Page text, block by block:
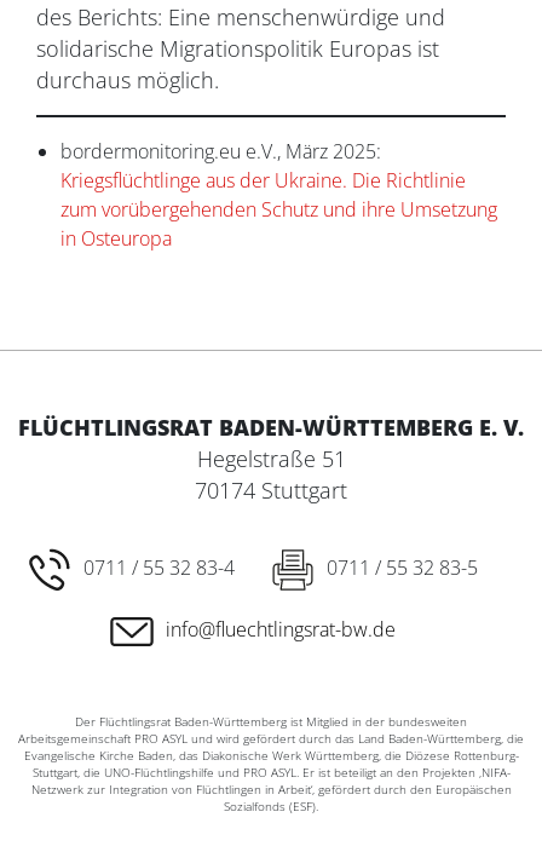
des Berichts: Eine menschenwürdige und
solidarische Migrationspolitik Europas ist
durchaus möglich.
bordermonitoring.eu e.V., März 2025:
Kriegsflüchtlinge aus der Ukraine. Die Richtlinie
zum vorübergehenden Schutz und ihre Umsetzung
in Osteuropa
FLÜCHTLINGSRAT BADEN-WÜRTTEMBERG E. V.
Hegelstraße 51
70174 Stuttgart
0711 / 55 32 83-4 0711 / 55 32 83-5
info@fluechtlingsrat-bw.de
Der Flüchtlingsrat Baden-Württemberg ist Mitglied in der bundesweiten
Arbeitsgemeinschaft PRO ASYL und wird gefördert durch das Land Baden-Württemberg, die
Evangelische Kirche Baden, das Diakonische Werk Württemberg, die Diözese Rottenburg-
Stuttgart, die UNO-Flüchtlingshilfe und PRO ASYL. Er ist beteiligt an den Projekten ‚NIFA-
Netzwerk zur Integration von Flüchtlingen in Arbeit‘, gefördert durch den Europäischen
Sozialfonds (ESF).